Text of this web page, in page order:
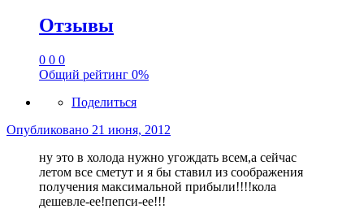
Отзывы
0 0 0
Общий рейтинг 0%
Поделиться
Опубликовано 21 июня, 2012
ну это в холода нужно угождать всем,а сейчас
летом все сметут и я бы ставил из соображения
получения максимальной прибыли!!!!кола
дешевле-ее!пепси-ее!!!